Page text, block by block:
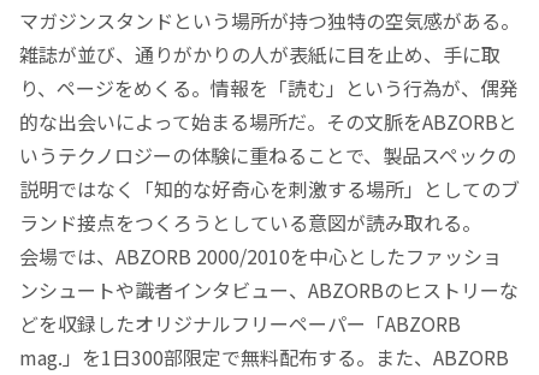
マガジンスタンドという場所が持つ独特の空気感がある。
雑誌が並び、通りがかりの人が表紙に目を止め、手に取
り、ページをめくる。情報を「読む」という行為が、偶発
的な出会いによって始まる場所だ。その文脈をABZORBと
いうテクノロジーの体験に重ねることで、製品スペックの
説明ではなく「知的な好奇心を刺激する場所」としてのブ
ランド接点をつくろうとしている意図が読み取れる。
会場では、ABZORB 2000/2010を中心としたファッショ
ンシュートや識者インタビュー、ABZORBのヒストリーな
どを収録したオリジナルフリーペーパー「ABZORB
mag.」を1日300部限定で無料配布する。また、ABZORB